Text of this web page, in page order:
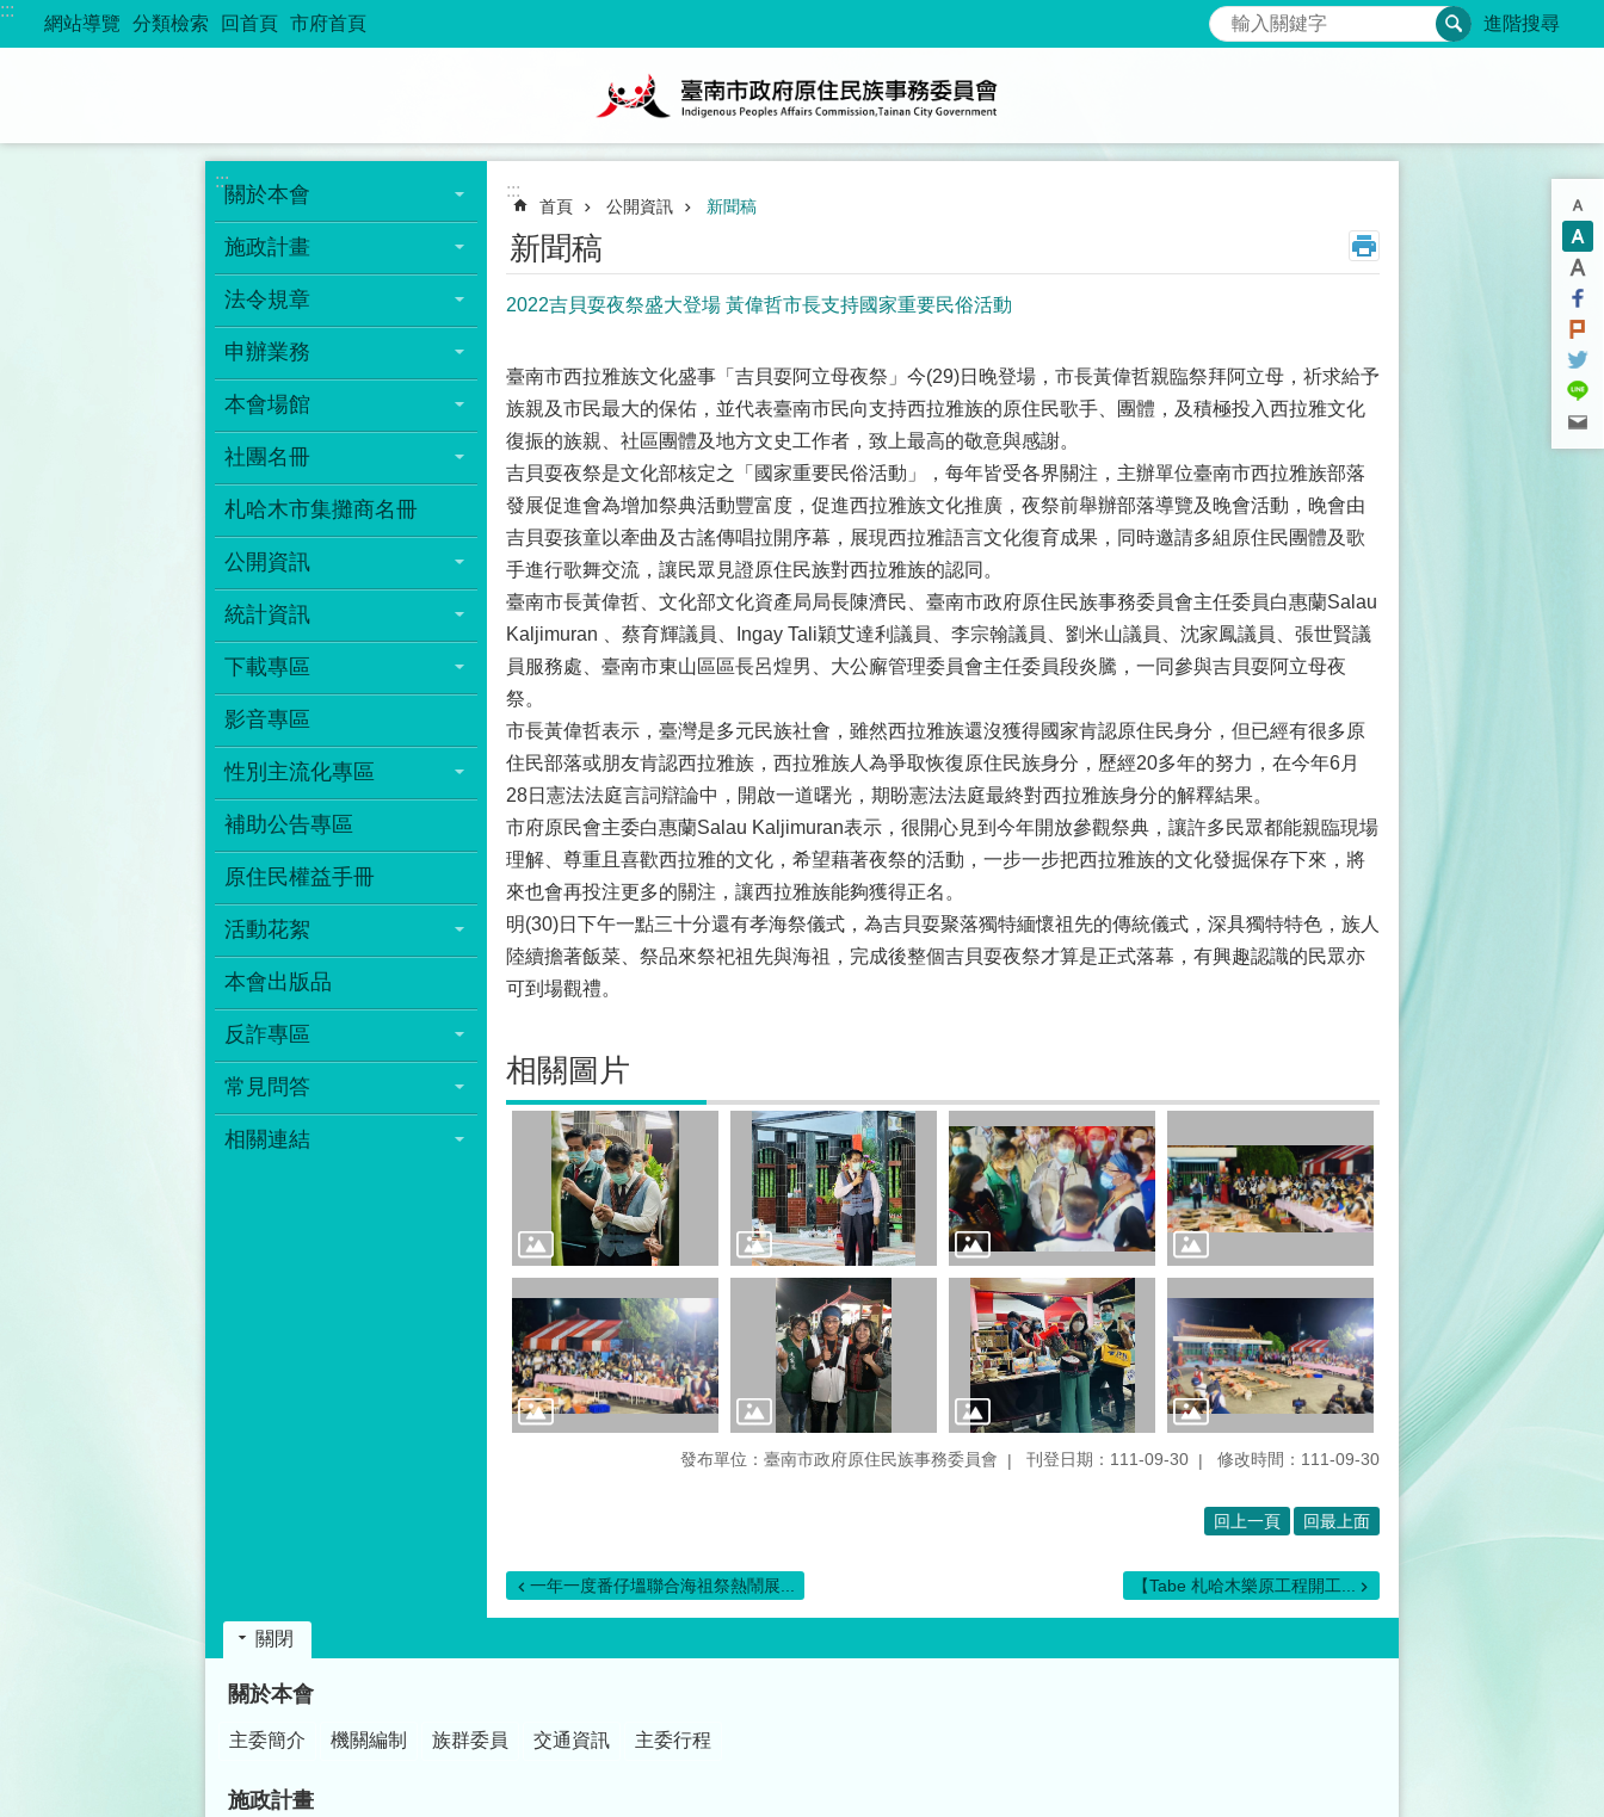
跳到主要內容區塊
:::
網站導覽 分類檢索 回首頁 市府首頁 搜尋 進階搜尋
:::
關於本會
施政計畫
法令規章
申辦業務
本會場館
社團名冊
札哈木市集攤商名冊
公開資訊
統計資訊
下載專區
影音專區
性別主流化專區
補助公告專區
原住民權益手冊
活動花絮
本會出版品
反詐專區
常見問答
相關連結
:::
首頁 公開資訊 新聞稿
新聞稿
2022吉貝耍夜祭盛大登場 黃偉哲市長支持國家重要民俗活動
臺南市西拉雅族文化盛事「吉貝耍阿立母夜祭」今(29)日晚登場，市長黃偉哲親臨祭拜阿立母，祈求給予
族親及市民最大的保佑，並代表臺南市民向支持西拉雅族的原住民歌手、團體，及積極投入西拉雅文化
復振的族親、社區團體及地方文史工作者，致上最高的敬意與感謝。
吉貝耍夜祭是文化部核定之「國家重要民俗活動」，每年皆受各界關注，主辦單位臺南市西拉雅族部落
發展促進會為增加祭典活動豐富度，促進西拉雅族文化推廣，夜祭前舉辦部落導覽及晚會活動，晚會由
吉貝耍孩童以牽曲及古謠傳唱拉開序幕，展現西拉雅語言文化復育成果，同時邀請多組原住民團體及歌
手進行歌舞交流，讓民眾見證原住民族對西拉雅族的認同。
臺南市長黃偉哲、文化部文化資產局局長陳濟民、臺南市政府原住民族事務委員會主任委員白惠蘭Salau
Kaljimuran 、蔡育輝議員、Ingay Tali穎艾達利議員、李宗翰議員、劉米山議員、沈家鳳議員、張世賢議
員服務處、臺南市東山區區長呂煌男、大公廨管理委員會主任委員段炎騰，一同參與吉貝耍阿立母夜
祭。
市長黃偉哲表示，臺灣是多元民族社會，雖然西拉雅族還沒獲得國家肯認原住民身分，但已經有很多原
住民部落或朋友肯認西拉雅族，西拉雅族人為爭取恢復原住民族身分，歷經20多年的努力，在今年6月
28日憲法法庭言詞辯論中，開啟一道曙光，期盼憲法法庭最終對西拉雅族身分的解釋結果。
市府原民會主委白惠蘭Salau Kaljimuran表示，很開心見到今年開放參觀祭典，讓許多民眾都能親臨現場
理解、尊重且喜歡西拉雅的文化，希望藉著夜祭的活動，一步一步把西拉雅族的文化發掘保存下來，將
來也會再投注更多的關注，讓西拉雅族能夠獲得正名。
明(30)日下午一點三十分還有孝海祭儀式，為吉貝耍聚落獨特緬懷祖先的傳統儀式，深具獨特特色，族人
陸續擔著飯菜、祭品來祭祀祖先與海祖，完成後整個吉貝耍夜祭才算是正式落幕，有興趣認識的民眾亦
可到場觀禮。
相關圖片
發布單位：臺南市政府原住民族事務委員會 刊登日期：111-09-30 修改時間：111-09-30
回上一頁 回最上面
一年一度番仔塭聯合海祖祭熱鬧展... 【Tabe 札哈木樂原工程開工...
關閉
關於本會
主委簡介 機關編制 族群委員 交通資訊 主委行程
施政計畫